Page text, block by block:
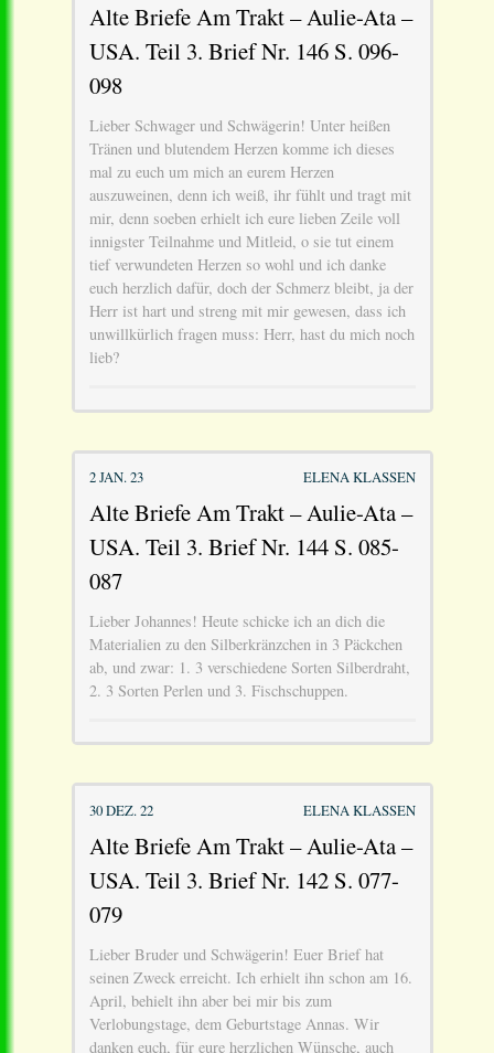
Alte Briefe Am Trakt – Aulie-Ata –
USA. Teil 3. Brief Nr. 146 S. 096-
098
Lieber Schwager und Schwägerin! Unter heißen
Tränen und blutendem Herzen komme ich dieses
mal zu euch um mich an eurem Herzen
auszuweinen, denn ich weiß, ihr fühlt und tragt mit
mir, denn soeben erhielt ich eure lieben Zeile voll
innigster Teilnahme und Mitleid, o sie tut einem
tief verwundeten Herzen so wohl und ich danke
euch herzlich dafür, doch der Schmerz bleibt, ja der
Herr ist hart und streng mit mir gewesen, dass ich
unwillkürlich fragen muss: Herr, hast du mich noch
lieb?
2 JAN. 23 ELENA KLASSEN
Alte Briefe Am Trakt – Aulie-Ata –
USA. Teil 3. Brief Nr. 144 S. 085-
087
Lieber Johannes! Heute schicke ich an dich die
Materialien zu den Silberkränzchen in 3 Päckchen
ab, und zwar: 1. 3 verschiedene Sorten Silberdraht,
2. 3 Sorten Perlen und 3. Fischschuppen.
30 DEZ. 22 ELENA KLASSEN
Alte Briefe Am Trakt – Aulie-Ata –
USA. Teil 3. Brief Nr. 142 S. 077-
079
Lieber Bruder und Schwägerin! Euer Brief hat
seinen Zweck erreicht. Ich erhielt ihn schon am 16.
April, behielt ihn aber bei mir bis zum
Verlobungstage, dem Geburtstage Annas. Wir
danken euch, für eure herzlichen Wünsche, auch